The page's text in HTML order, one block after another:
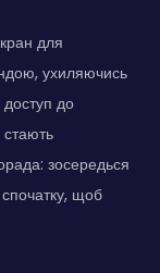
для
ухиляючись
доступ до
зосередься
спочатку, щоб